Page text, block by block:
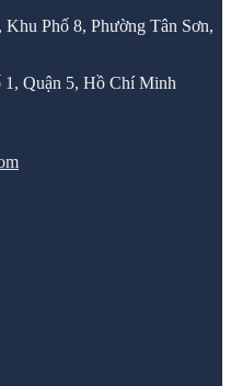
Phố 8, Phường Tân Sơn,
Quận 5, Hồ Chí Minh